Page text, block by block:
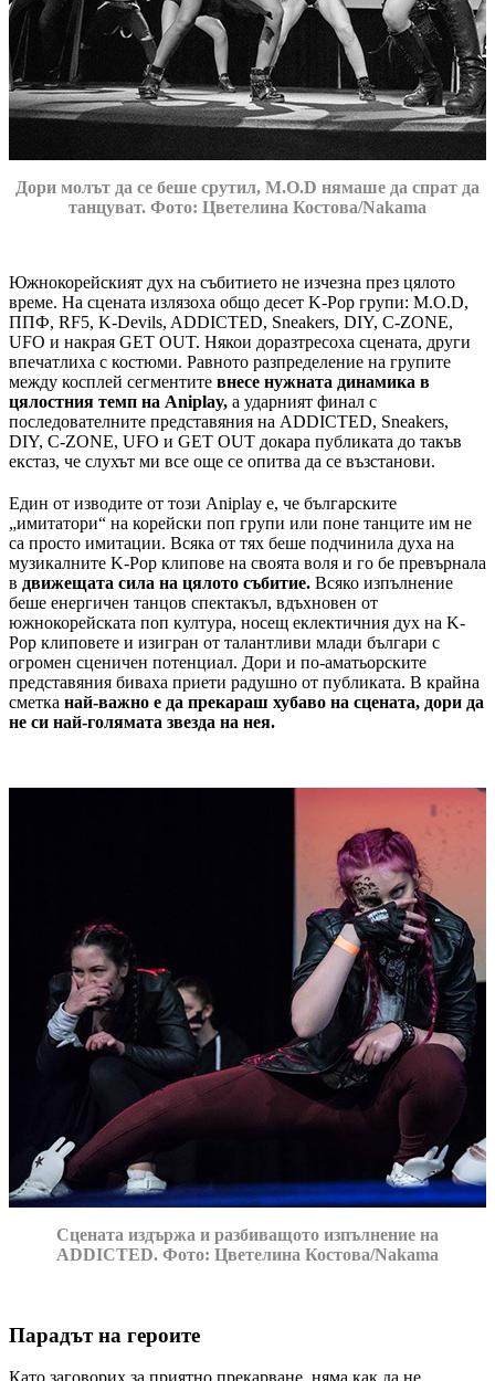
Дори молът да се беше срутил, M.O.D нямаше да спрат да
танцуват. Фото: Цветелина Костова/Nakama
Южнокорейският дух на събитието не изчезна през цялото
време. На сцената излязоха общо десет K-Pop групи: M.O.D,
ППФ, RF5, K-Devils, ADDICTED, Sneakers, DIY, C-ZONE,
UFO и накрая GET OUT. Някои доразтресоха сцената, други
впечатлиха с костюми. Равното разпределение на групите
между косплей сегментите внесе нужната динамика в
цялостния темп на Aniplay, а ударният финал с
последователните представяния на ADDICTED, Sneakers,
DIY, C-ZONE, UFO и GET OUT докара публиката до такъв
екстаз, че слухът ми все още се опитва да се възстанови.
Един от изводите от този Aniplay е, че българските
„имитатори“ на корейски поп групи или поне танците им не
са просто имитации. Всяка от тях беше подчинила духа на
музикалните K-Pop клипове на своята воля и го бе превърнала
в движещата сила на цялото събитие. Всяко изпълнение
беше енергичен танцов спектакъл, вдъхновен от
южнокорейската поп култура, носещ еклектичния дух на K-
Pop клиповете и изигран от талантливи млади българи с
огромен сценичен потенциал. Дори и по-аматьорските
представяния биваха приети радушно от публиката. В крайна
сметка най-важно е да прекараш хубаво на сцената, дори да
не си най-голямата звезда на нея.
Сцената издържа и разбиващото изпълнение на
ADDICTED. Фото: Цветелина Костова/Nakama
Парадът на героите